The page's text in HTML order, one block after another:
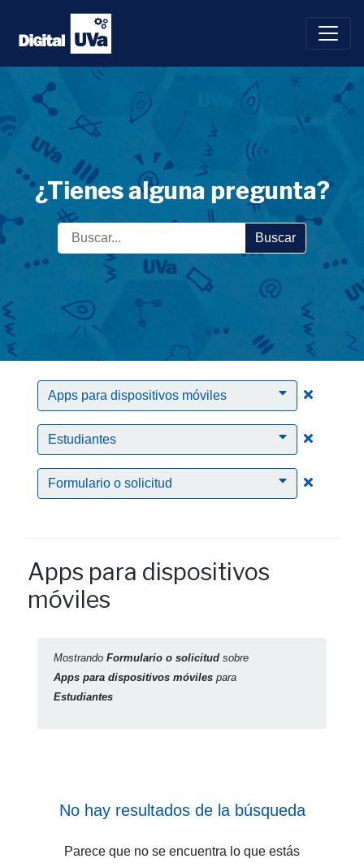
Saltar
contenido
¿Tienes alguna pregunta?
Buscar
Apps para dispositivos móviles Clic
Estudiantes Clic
Formulario o solicitud Clic
Apps para dispositivos
móviles
Mostrando Formulario o solicitud sobre
Apps para dispositivos móviles para
Estudiantes
No hay resultados de la búsqueda
Parece que no se encuentra lo que estás